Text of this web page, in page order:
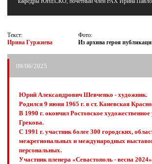
Текст:
Ирина Гуржиева
Фото:
Из архива героя
09/06/2025
Юрий Александрович Шевченко - художник.
Родился 9 июня 1965 г. в ст. Каневская
В 1990 г. окончил Ростовское
Грекова.
С 1991 г. участник более 300 городских,
межрегиональных и международных
персональных.
Участник пленера «Севастополь - весна